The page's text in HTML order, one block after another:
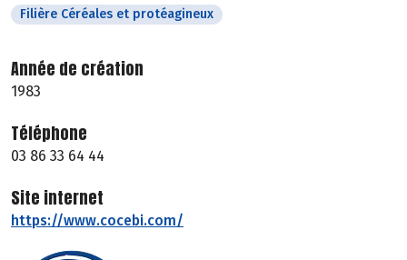
Filière Céréales et protéagineux
Année de création
1983
Téléphone
03 86 33 64 44
Site internet
https://www.cocebi.com/